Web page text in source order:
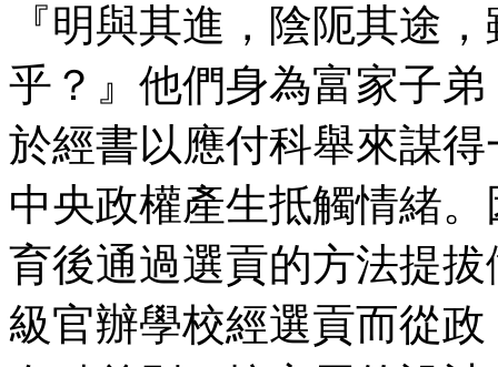
『明與其進，陰阨其途
乎？』他們身為富家子
於經書以應付科舉來謀
中央政權產生抵觸情緒
育後通過選貢的方法提
級官辦學校經選貢而從